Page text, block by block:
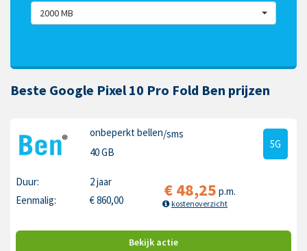
2000 MB
Beste Google Pixel 10 Pro Fold Ben prijzen
onbeperkt bellen/sms
40 GB
5G
Duur:
2 jaar
Eenmalig:
€860,00 €48,25 p.m.
kostenoverzicht
Bekijk actie